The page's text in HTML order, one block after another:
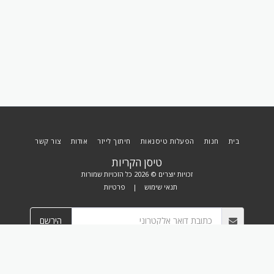
טיסן הקריות
זכויות יוצרים © 2026 כל הזכויות שמורות
תנאי שימוש | פרטיות
בית חנות הפעלות טיסנאות חיתוך לייזר אודות צור קשר
הירשם